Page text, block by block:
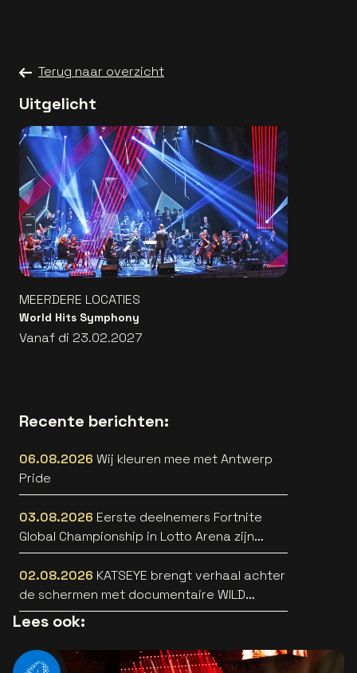
Terug naar overzicht
Uitgelicht
MEERDERE LOCATIES
World Hits Symphony
Vanaf di 23.02.2027
Recente berichten:
06.08.2026 Wij kleuren mee met Antwerp
Pride
03.08.2026 Eerste deelnemers Fortnite
Global Championship in Lotto Arena zijn
bekend
02.08.2026 KATSEYE brengt verhaal achter
de schermen met documentaire WILD
HEARTS [trailer]
Lees ook: